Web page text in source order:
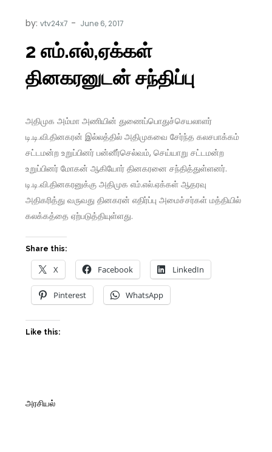
by:vtv24x7
2 எம்.எல்,ஏக்கள்
தினகரனுடன் சந்திப்பு
அதிமுக அம்மா அணியின் துணைப்பொதுச்செயலாளர்
டி.டி.வி.தினகரன் இல்லத்தில் அதிமுகவை சேர்ந்த கலசபாக்கம்
சட்டமன்ற உறுப்பினர் பன்னீர்செல்வம், செய்யாறு சட்டமன்ற
உறுப்பினர் மோகன் ஆகியோர் தினகரனை சந்தித்துள்ளனர்.
டி.டி.வி.தினகரனுக்கு அதிமுக எம்.எல்.ஏக்கள் ஆதரவு
அதிகரித்து வருவது தினகரன் எதிர்ப்பு அமைச்சர்கள் மத்தியில்
கலக்கத்தை ஏற்படுத்தியுள்ளது.
Share this:
X Facebook LinkedIn
Pinterest WhatsApp
Like this:
அரசியல்